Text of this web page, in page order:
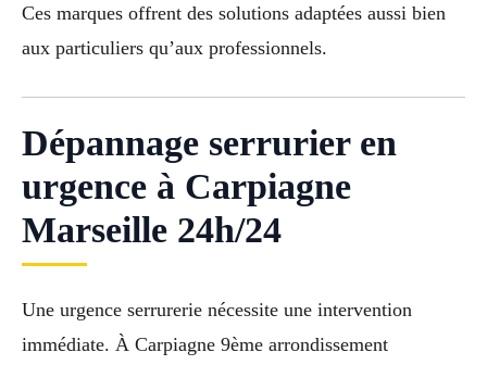
Ces marques offrent des solutions adaptées aussi bien
aux particuliers qu’aux professionnels.
Dépannage serrurier en
urgence à Carpiagne
Marseille 24h/24
Une urgence serrurerie nécessite une intervention
immédiate. À Carpiagne 9ème arrondissement